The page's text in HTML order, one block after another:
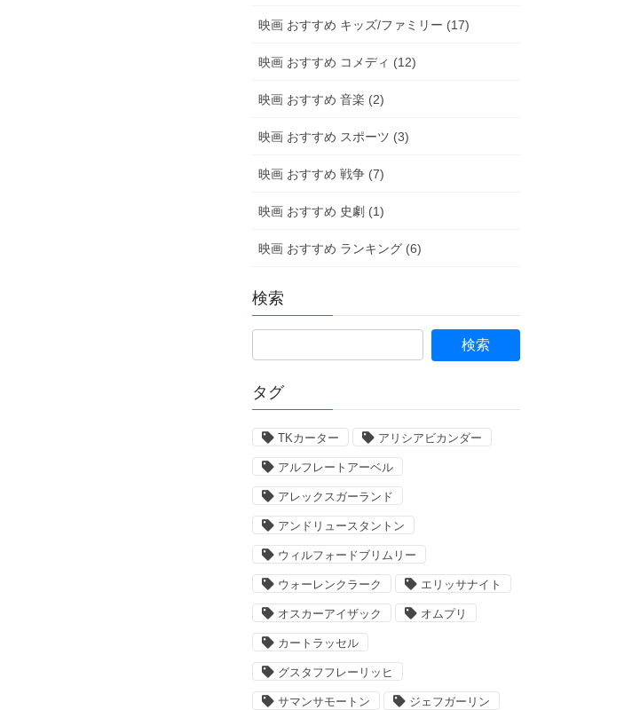
映画 おすすめ キッズ/ファミリー (17)
映画 おすすめ コメディ (12)
映画 おすすめ 音楽 (2)
映画 おすすめ スポーツ (3)
映画 おすすめ 戦争 (7)
映画 おすすめ 史劇 (1)
映画 おすすめ ランキング (6)
検索
タグ
TKカーター アリシアビカンダー
アルフレートアーベル
アレックスガーランド
アンドリュースタントン
ウィルフォードブリムリー
ウォーレンクラーク エリッサナイト
オスカーアイザック オムプリ
カートラッセル
グスタフフレーリッヒ
サマンサモートン ジェフガーリン